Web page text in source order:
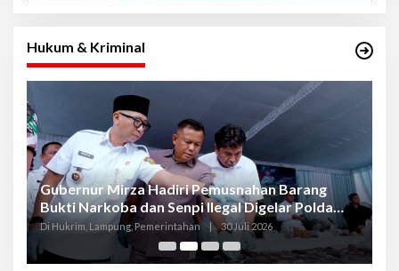
Hukum & Kriminal
Gubernur Mirza Hadiri Pemusnahan Barang
Bukti Narkoba dan Senpi Ilegal Digelar Polda
Lampung
Di Hukrim, Lampung, Pemerintahan 30 Juli 2026